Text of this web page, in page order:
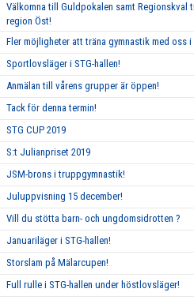
Välkomna till Guldpokalen samt Regionskval
region Öst!
Fler möjligheter att träna gymnastik med oss i
Sportlovsläger i STG-hallen!
Anmälan till vårens grupper är öppen!
Tack för denna termin!
STG CUP 2019
S:t Julianpriset 2019
JSM-brons i truppgymnastik!
Juluppvisning 15 december!
Vill du stötta barn- och ungdomsidrotten ?
Januariläger i STG-hallen!
Storslam på Mälarcupen!
Full rulle i STG-hallen under höstlovsläger!